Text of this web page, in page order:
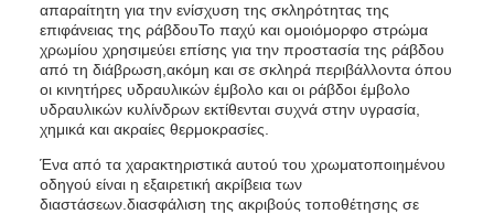
απαραίτητη για την ενίσχυση της σκληρότητας της
επιφάνειας της ράβδουΤο παχύ και ομοιόμορφο στρώμα
χρωμίου χρησιμεύει επίσης για την προστασία της ράβδου
από τη διάβρωση,ακόμη και σε σκληρά περιβάλλοντα όπου
οι κινητήρες υδραυλικών έμβολο και οι ράβδοι έμβολο
υδραυλικών κυλίνδρων εκτίθενται συχνά στην υγρασία,
χημικά και ακραίες θερμοκρασίες.
Ένα από τα χαρακτηριστικά αυτού του χρωματοποιημένου
οδηγού είναι η εξαιρετική ακρίβεια των
διαστάσεων.διασφάλιση της ακριβούς τοποθέτησης σε